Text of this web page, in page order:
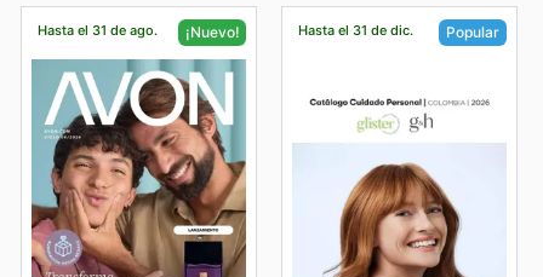
Hasta el 31 de ago. ¡Nuevo! Hasta el 31 de dic. Popular